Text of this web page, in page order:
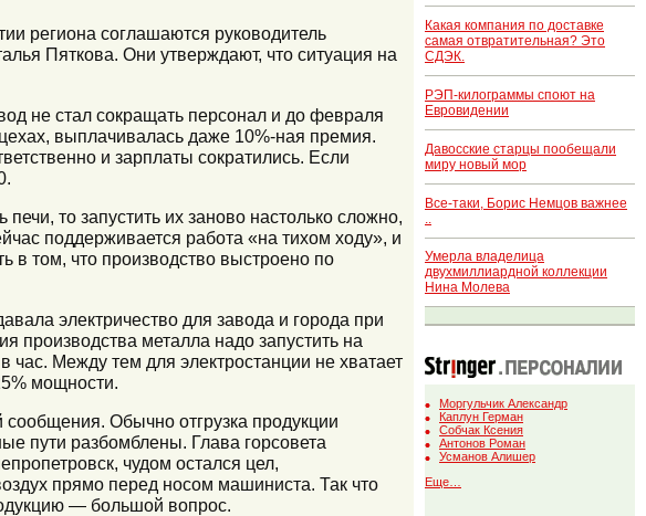
региона соглашаются руководитель
Пяткова. Они утверждают, что ситуация на
не стал сокращать персонал и до февраля
выплачивалась даже 10%-ная премия.
и зарплаты сократились. Если
то запустить их заново настолько сложно,
поддерживается работа «на тихом ходу», и
в том, что производство выстроено по
электричество для завода и города при
производства металла надо запустить на
час. Между тем для электростанции не хватает
мощности.
Обычно отгрузка продукции
пути разбомблены. Глава горсовета
чудом остался цел,
прямо перед носом машиниста. Так что
— большой вопрос.
Какая компания по доставке
самая отвратительная? Это
СДЭК.
РЭП-килограммы споют на
Евровидении
Давосские старцы пообещали
миру новый мор
Все-таки, Борис Немцов важнее
Умерла владелица
двухмиллиардной коллекции
Нина Молева
Моргульчик Александр
Каплун Герман
Собчак Ксения
Антонов Роман
Усманов Алишер
Еще…